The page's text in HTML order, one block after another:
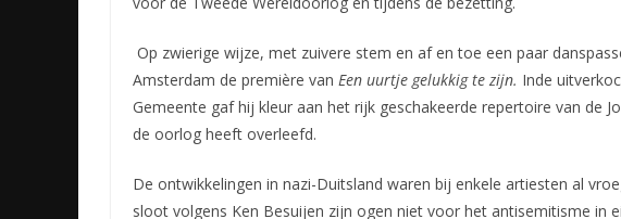
Op zwierige wijze, met zuivere stem en af en toe een paar
Amsterdam de première van Een uurtje gelukkig te zijn. Inde
Gemeente gaf hij kleur aan het rijk geschakeerde repertoire van de
de oorlog heeft overleefd.
De ontwikkelingen in nazi-Duitsland waren bij enkele artiesten al
sloot volgens Ken Besuijen zijn ogen niet voor het antisemitisme in